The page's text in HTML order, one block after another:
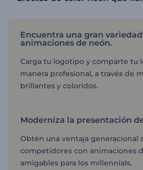
Encuentra una gran
animaciones de neón.
Carga tu logotipo y comparte tu
manera profesional, a través de
brillantes y coloridos.
Moderniza la presentación
Obtén una ventaja generacional
competidores con animaciones
amigables para los millennials.